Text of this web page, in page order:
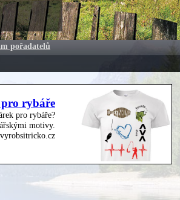
pořadatelů
rybáře
pro rybáře?
motivy.